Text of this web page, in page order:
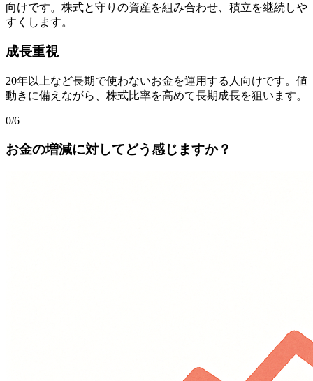
向けです。株式と守りの資産を組み合わせ、積立を継続しや
すくします。
成長重視
20年以上など長期で使わないお金を運用する人向けです。値
動きに備えながら、株式比率を高めて長期成長を狙います。
0/6
お金の増減に対してどう感じますか？